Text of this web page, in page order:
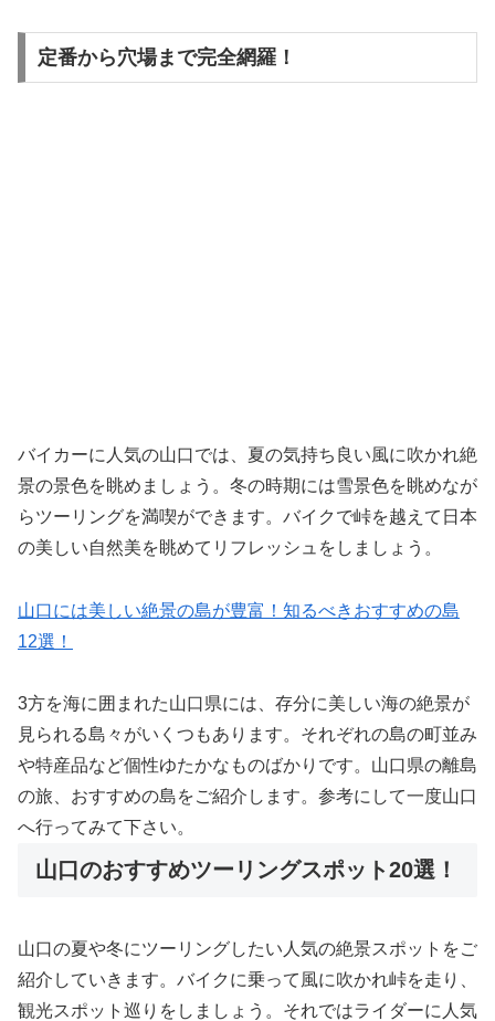
定番から穴場まで完全網羅！
バイカーに人気の山口では、夏の気持ち良い風に吹かれ絶
景の景色を眺めましょう。冬の時期には雪景色を眺めなが
らツーリングを満喫ができます。バイクで峠を越えて日本
の美しい自然美を眺めてリフレッシュをしましょう。
山口には美しい絶景の島が豊富！知るべきおすすめの島
12選！
3方を海に囲まれた山口県には、存分に美しい海の絶景が
見られる島々がいくつもあります。それぞれの島の町並み
や特産品など個性ゆたかなものばかりです。山口県の離島
の旅、おすすめの島をご紹介します。参考にして一度山口
へ行ってみて下さい。
山口のおすすめツーリングスポット20選！
山口の夏や冬にツーリングしたい人気の絶景スポットをご
紹介していきます。バイクに乗って風に吹かれ峠を走り、
観光スポット巡りをしましょう。それではライダーに人気